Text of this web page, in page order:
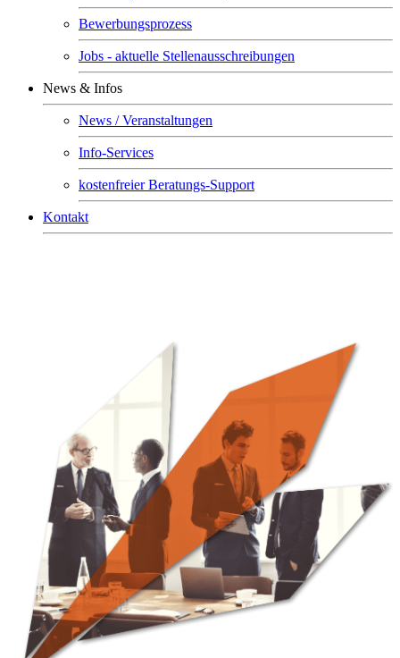
Bewerbungsprozess
Jobs - aktuelle Stellenausschreibungen
News & Infos
News / Veranstaltungen
Info-Services
kostenfreier Beratungs-Support
Kontakt